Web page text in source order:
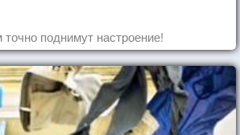
поднимут настроение!